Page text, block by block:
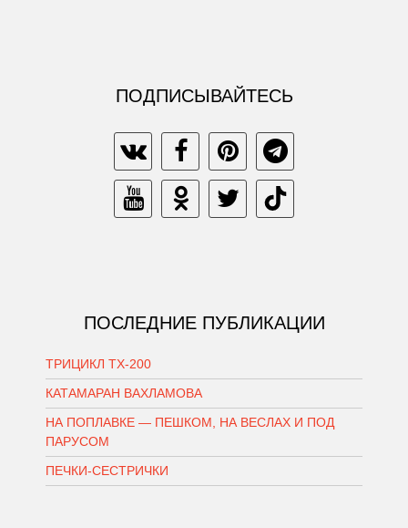
ПОДПИСЫВАЙТЕСЬ
ПОСЛЕДНИЕ ПУБЛИКАЦИИ
ТРИЦИКЛ ТХ-200
КАТАМАРАН ВАХЛАМОВА
НА ПОПЛАВКЕ — ПЕШКОМ, НА ВЕСЛАХ И ПОД
ПАРУСОМ
ПЕЧКИ-СЕСТРИЧКИ